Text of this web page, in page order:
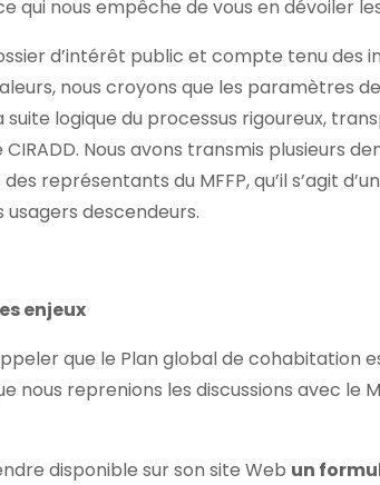
qui nous empêche de vous en dévoiler
d’intérêt public et compte tenu
nous croyons que les paramètres
suite logique du processus rigoureux,
Nous avons transmis plusieurs
représentants du MFFP, qu’il s’agit
usagers descendeurs.
enjeux
que le Plan global de cohabitation
nous reprenions les discussions avec
disponible sur son site Web un